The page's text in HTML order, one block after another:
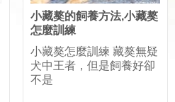
小藏獒的飼養方法,小藏獒
怎麼訓練
小藏獒怎麼訓練 藏獒無疑
犬中王者，但是飼養好卻
不是